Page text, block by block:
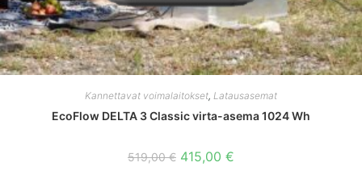
Kannettavat voimalaitokset, Latausasemat
EcoFlow DELTA 3 Classic virta-asema 1024 Wh
519,00€ Alkuperäinen
hinta
415,00 €